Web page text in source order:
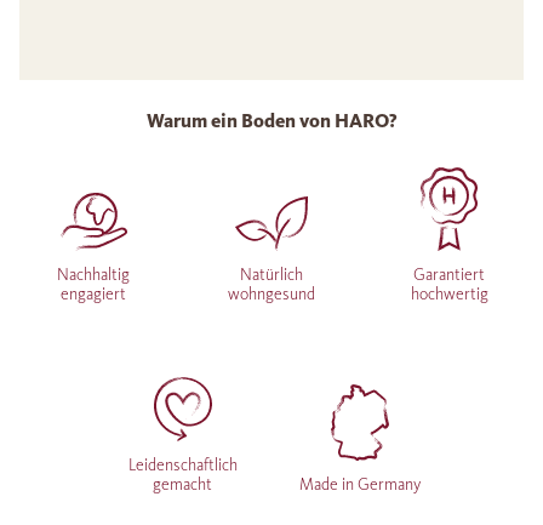
Warum ein Boden von HARO?
Nachhaltig
engagiert
Natürlich
wohngesund
Garantiert
hochwertig
Leidenschaftlich
gemacht
Made in Germany